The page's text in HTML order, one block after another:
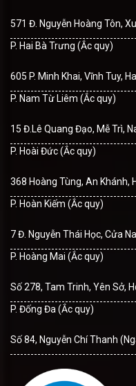
571 Đ. Nguyễn Hoàng Tôn,
P. Hai Bà Trưng (Ắc quy)
605 P. Minh Khai, Vĩnh Tuy,
P. Nam Từ Liêm (Ắc quy)
15 Đ.Lê Quang Đạo, Mễ Trì,
P. Hoài Đức (Ắc quy)
368 Hoàng Tùng, An Khánh,
P. Hoàn Kiếm (Ắc quy)
7 Đ. Nguyễn Thái Học, Cửa
P. Hoàng Mai (Ắc quy)
Số 278, Tam Trinh, Yên Sở,
P. Đống Đa (Ắc quy)
Số 84, Nguyễn Chí Thanh